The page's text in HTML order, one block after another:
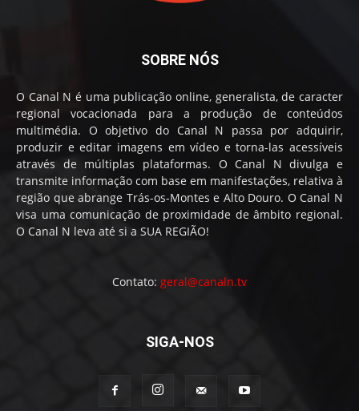
SOBRE NÓS
O Canal N é uma publicação online, generalista, de caracter
regional vocacionada para a produção de conteúdos
multimédia. O objetivo do Canal N passa por adquirir,
produzir e editar imagens em vídeo e torna-las acessíveis
através de múltiplas plataformas. O Canal N divulga e
transmite informação com base em manifestações, relativa à
região que abrange Trás-os-Montes e Alto Douro. O Canal N
visa uma comunicação de proximidade de âmbito regional.
O Canal N leva até si a SUA REGIÃO!
Contato: geral@canaln.tv
SIGA-NOS